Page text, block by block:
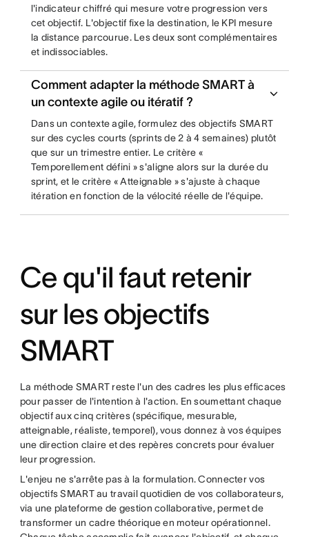
l'indicateur chiffré qui mesure votre progression vers
cet objectif. L'objectif fixe la destination, le KPI mesure
la distance parcourue. Les deux sont complémentaires
et indissociables.
Comment adapter la méthode SMART à
un contexte agile ou itératif ?
Dans un contexte agile, formulez des objectifs SMART
sur des cycles courts (sprints de 2 à 4 semaines) plutôt
que sur un trimestre entier. Le critère «
Temporellement défini » s'aligne alors sur la durée du
sprint, et le critère « Atteignable » s'ajuste à chaque
itération en fonction de la vélocité réelle de l'équipe.
Ce qu'il faut retenir
sur les objectifs
SMART
La méthode SMART reste l'un des cadres les plus efficaces
pour passer de l'intention à l'action. En soumettant chaque
objectif aux cinq critères (spécifique, mesurable,
atteignable, réaliste, temporel), vous donnez à vos équipes
une direction claire et des repères concrets pour évaluer
leur progression.
L'enjeu ne s'arrête pas à la formulation. Connecter vos
objectifs SMART au travail quotidien de vos collaborateurs,
via une plateforme de gestion collaborative, permet de
transformer un cadre théorique en moteur opérationnel.